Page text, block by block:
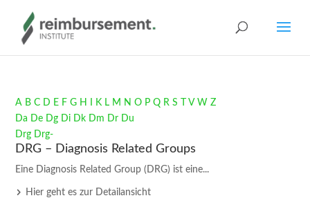
A B C D E F G H K L M N O P Q R S V W Z
Da De Dg Di Dk Dm Dr Du
Drg­ Drg-
DRG – Diagnosis Related Groups
Eine Diagnosis Related Group (DRG) ist eine...
Hier geht es zur Detailansicht